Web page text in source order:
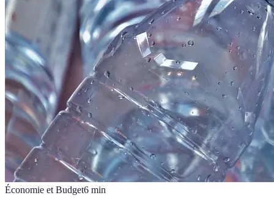
Économie et Budget6 min